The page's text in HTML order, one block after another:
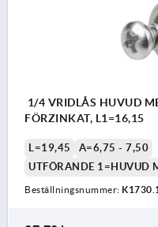
1/4 VRIDLÅS HUVUD
FÖRZINKAT, L1=16,15
L=19,45
A=6,75 - 7,50
UTFÖRANDE 1=HUVUD
Beställningsnummer: